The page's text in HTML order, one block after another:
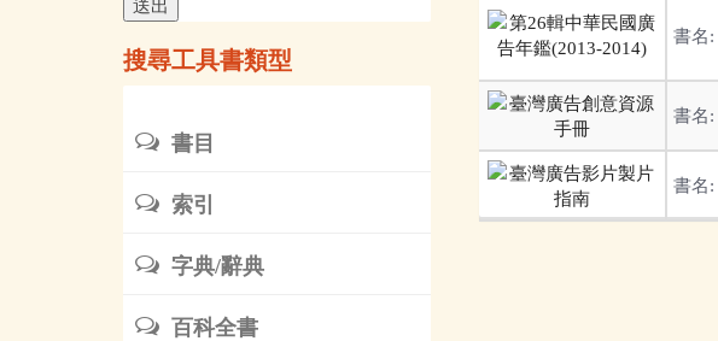
擇
時
間
搜尋工具書類型
書目
索引
字典/辭典
百科全書
書名:
書名:
書名: